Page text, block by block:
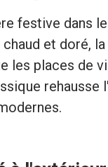
festive dans
et doré,
les places de